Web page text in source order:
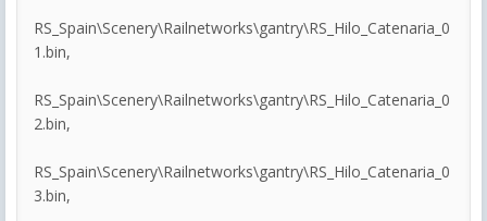
RS_Spain\Scenery\Railnetworks\gantry\RS_Hilo_Catenaria_0
1.bin,
RS_Spain\Scenery\Railnetworks\gantry\RS_Hilo_Catenaria_0
2.bin,
RS_Spain\Scenery\Railnetworks\gantry\RS_Hilo_Catenaria_0
3.bin,